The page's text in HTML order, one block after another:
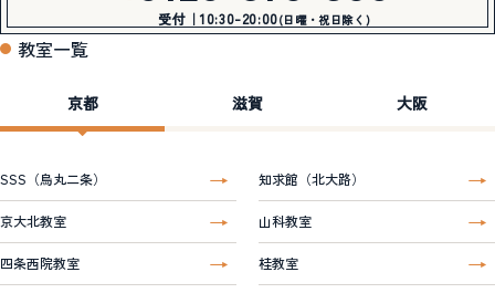
受付｜10:30-20:00(日曜・祝日除く)
教室一覧
京都 滋賀 大阪
SSS（烏丸二条） 知求館（北大路）
京大北教室 山科教室
四条西院教室 桂教室